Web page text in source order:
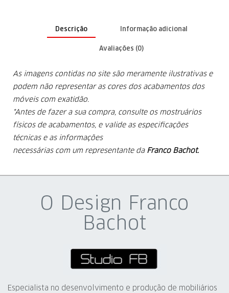
Descrição Informação adicional
Avaliações (0)
As imagens contidas no site são meramente ilustrativas e
podem não representar as cores dos acabamentos dos
móveis com exatidão.
*Antes de fazer a sua compra, consulte os mostruários
físicos de acabamentos, e valide as especificações
técnicas e as informações
necessárias com um representante da Franco Bachot.
O Design Franco
Bachot
Especialista no desenvolvimento e produção de mobiliários